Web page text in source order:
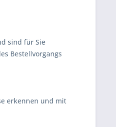
sind für Sie
Bestellvorgangs
erkennen und mit